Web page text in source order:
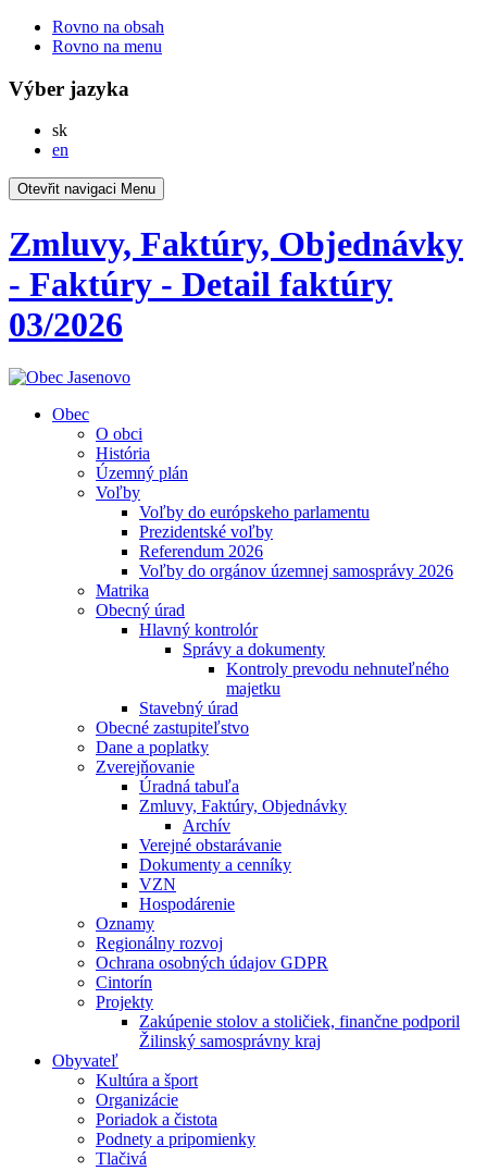
Rovno na obsah
Rovno na menu
Výber jazyka
skSlovensky
en
Otevřit navigaci Menu
Zmluvy, Faktúry, Objednávky
- Faktúry - Detail faktúry
03/2026
Obec
O obci
História
Územný plán
Voľby
Voľby do európskeho parlamentu
Prezidentské voľby
Referendum 2026
Voľby do orgánov územnej samosprávy 2026
Matrika
Obecný úrad
Hlavný kontrolór
Správy a dokumenty
Kontroly prevodu nehnuteľného
majetku
Stavebný úrad
Obecné zastupiteľstvo
Dane a poplatky
Zverejňovanie
Úradná tabuľa
Zmluvy, Faktúry, Objednávky
Archív
Verejné obstarávanie
Dokumenty a cenníky
VZN
Hospodárenie
Oznamy
Regionálny rozvoj
Ochrana osobných údajov GDPR
Cintorín
Projekty
Zakúpenie stolov a stoličiek, finančne podporil
Žilinský samosprávny kraj
Obyvateľ
Kultúra a šport
Organizácie
Poriadok a čistota
Podnety a pripomienky
Tlačivá